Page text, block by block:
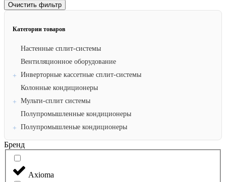
Очистить фильтр
Категории товаров
Настенные сплит-системы
Вентиляционное оборудование
Инверторные кассетные сплит-системы
Колонные кондиционеры
Мульти-сплит системы
Полупромышленные кондиционеры
Полупромышленые кондиционеры
Бренд
Axioma